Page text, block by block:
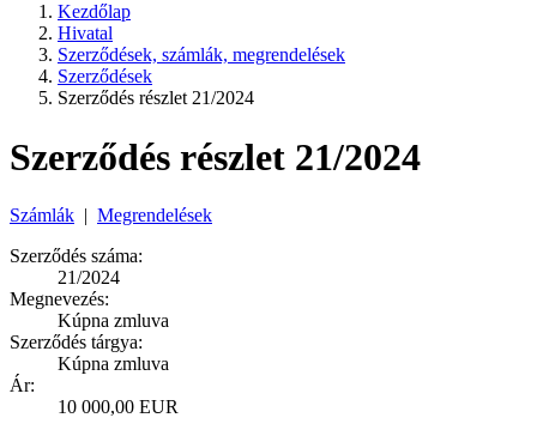
Kezdőlap
Hivatal
Szerződések, számlák, megrendelések
Szerződések
Szerződés részlet 21/2024
Szerződés részlet 21/2024
Számlák | Megrendelések
Szerződés száma:
21/2024
Megnevezés:
Kúpna zmluva
Szerződés tárgya:
Kúpna zmluva
Ár:
10 000,00 EUR